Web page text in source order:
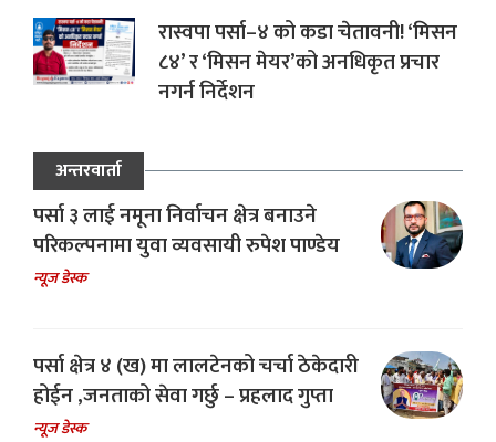
रास्वपा पर्सा–४ को कडा चेतावनी! ‘मिसन
८४’ र ‘मिसन मेयर’को अनधिकृत प्रचार
नगर्न निर्देशन
अन्तरवार्ता
पर्सा ३ लाई नमूना निर्वाचन क्षेत्र बनाउने
परिकल्पनामा युवा व्यवसायी रुपेश पाण्डेय
न्यूज डेस्क
पर्सा क्षेत्र ४ (ख) मा लालटेनको चर्चा ठेकेदारी
होईन ,जनताको सेवा गर्छु – प्रहलाद गुप्ता
न्यूज डेस्क